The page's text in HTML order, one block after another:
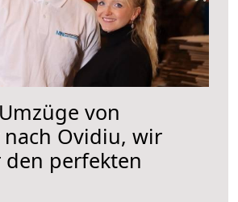
von
nach Ovidiu, wir
perfekten